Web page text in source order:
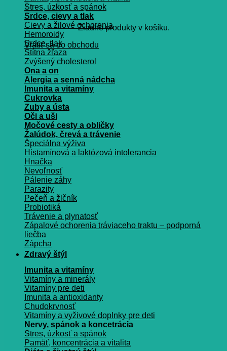
Žiadne produkty v košíku.
Vrátiť sa do obchodu
Stres, úzkosť a spánok
Srdce, cievy a tlak
Cievy a žilové ochorenia
Hemoroidy
Srdce, tlak
Štítna žľaza
Zvýšený cholesterol
Ona a on
Alergia a senná nádcha
Imunita a vitamíny
Cukrovka
Zuby a ústa
Oči a uši
Močové cesty a obličky
Žalúdok, črevá a trávenie
Špeciálna výživa
Histamínová a laktózová intolerancia
Hnačka
Nevoľnosť
Pálenie záhy
Parazity
Pečeň a žlčník
Probiotiká
Trávenie a plynatosť
Zápalové ochorenia tráviaceho traktu – podporná
liečba
Zápcha
Zdravý štýl
Imunita a vitamíny
Vitamíny a minerály
Vitamíny pre deti
Imunita a antioxidanty
Chudokrvnosť
Vitamíny a vyživové doplnky pre deti
Nervy, spánok a koncetrácia
Stres, úzkosť a spánok
Pamäť, koncentrácia a vitalita